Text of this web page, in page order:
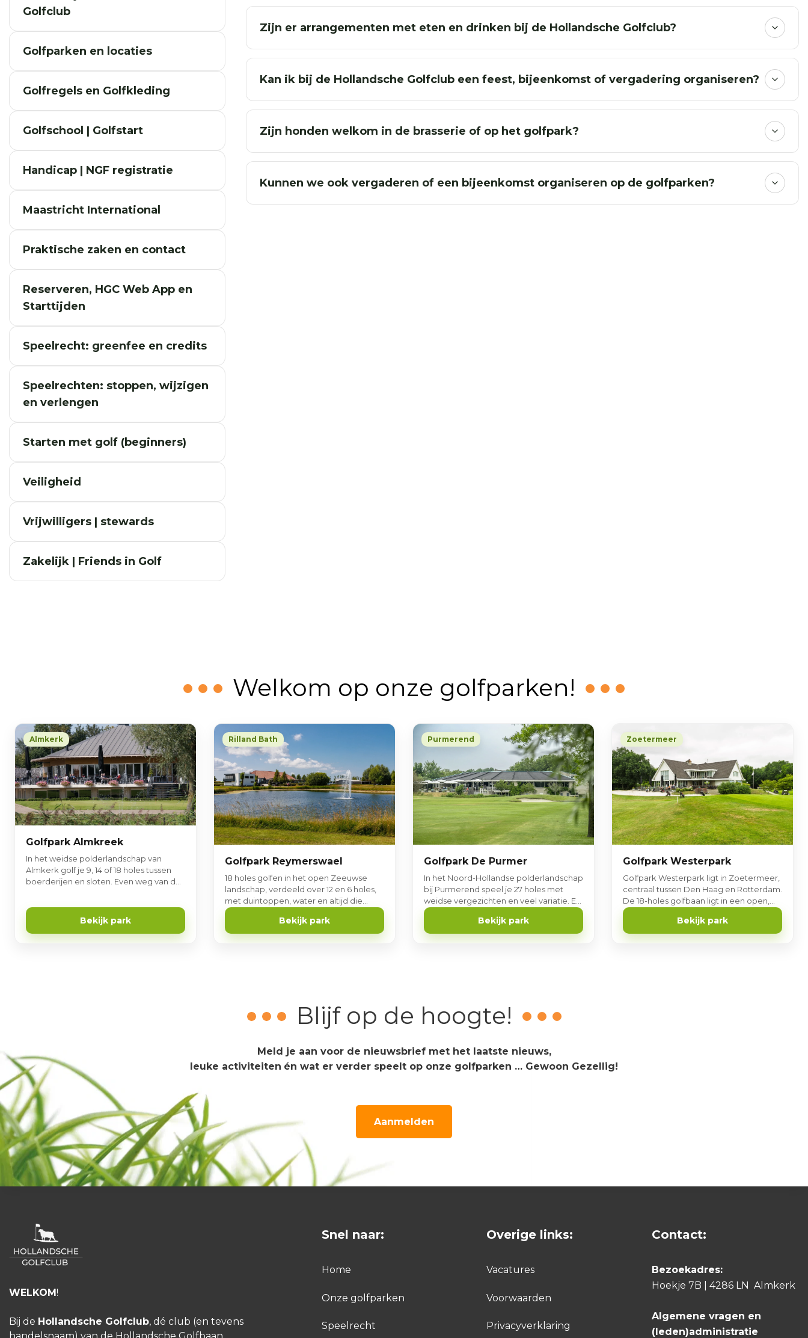
Golfclub
Golfparken en locaties
Golfregels en Golfkleding
Golfschool | Golfstart
Handicap | NGF registratie
Maastricht International
Praktische zaken en contact
Reserveren, HGC Web App en
Starttijden
Speelrecht: greenfee en credits
Speelrechten: stoppen, wijzigen
en verlengen
Starten met golf (beginners)
Veiligheid
Vrijwilligers | stewards
Zakelijk | Friends in Golf
Zijn er arrangementen met eten en drinken bij de Hollandsche Golfclub?
Kan ik bij de Hollandsche Golfclub een feest, bijeenkomst of vergadering organiseren?
Zijn honden welkom in de brasserie of op het golfpark?
Kunnen we ook vergaderen of een bijeenkomst organiseren op de golfparken?
Welkom op onze golfparken!
Almkerk
Golfpark Almkreek
In het weidse polderlandschap van
Almkerk golf je 9, 14 of 18 holes tussen
boerderijen en sloten. Even weg van de
Bekijk park
Rilland Bath
Golfpark Reymerswael
18 holes golfen in het open Zeeuwse
landschap, verdeeld over 12 en 6 holes,
met duintoppen, water en altijd die
typische Zeeuwse wind.
Bekijk park
Purmerend
Golfpark De Purmer
In het Noord-Hollandse polderlandschap
bij Purmerend speel je 27 holes met
weidse vergezichten en veel variatie. Er
is ook een kleine 9-holes PAR 3 baan.
Bekijk park
Zoetermeer
Golfpark Westerpark
Golfpark Westerpark ligt in Zoetermeer,
centraal tussen Den Haag en Rotterdam.
De 18-holes golfbaan ligt in een open,
groen en rustig landschap en biedt veel
afwisseling. Op het park vind je ook een
grote Toptracer Range met 31
Bekijk park
Blijf op de hoogte!
Meld je aan voor de nieuwsbrief met het laatste nieuws,
leuke activiteiten én wat er verder speelt op onze golfparken … Gewoon Gezellig!
Aanmelden
WELKOM!
Bij de Hollandsche Golfclub, dé club (en tevens
handelsnaam) van de Hollandsche Golfbaan
Snel naar:
Home
Onze golfparken
Speelrecht
Overige links:
Vacatures
Voorwaarden
Privacyverklaring
Contact:
Bezoekadres:
Hoekje 7B | 4286 LN Almkerk
Algemene vragen en
(leden)administratie